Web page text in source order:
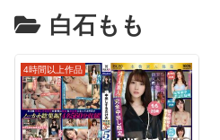
白石もも
4時間以上作品